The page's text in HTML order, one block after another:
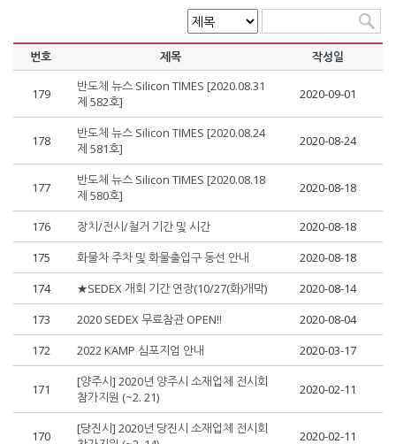
번호 제목 작성일
179
반도체 뉴스 Silicon TIMES [2020.08.31
제 582호]
2020-09-01
178
반도체 뉴스 Silicon TIMES [2020.08.24
제 581호]
2020-08-24
177
반도체 뉴스 Silicon TIMES [2020.08.18
제 580호]
2020-08-18
176 장치/전시/철거 기간 및 시간
2020-08-18
175
화물차 주차 및 화물출입구 동선 안내
2020-08-18
174
★SEDEX 개회 기간 연장(10/27(화)개막)
2020-08-14
173
2020 SEDEX 무료참관 OPEN!!
2020-08-04
172
2022 KAMP 심포지엄 안내 2020-03-17
171
[양주시] 2020년 양주시 소재업체 전시회
참가지원 (~2. 21)
2020-02-11
170
[당진시] 2020년 당진시 소재업체 전시회
2020-02-11